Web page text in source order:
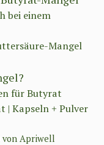
bei einem
Mangel
für Butyrat
| Kapseln + Pulver
von Apriwell